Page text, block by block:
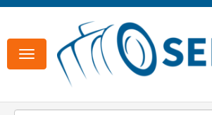
Toggle
navigation